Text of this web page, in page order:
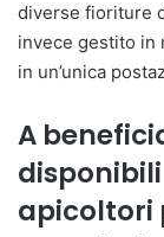
diverse fioriture
invece gestito in
in un’unica
A
disponibili
apicoltori